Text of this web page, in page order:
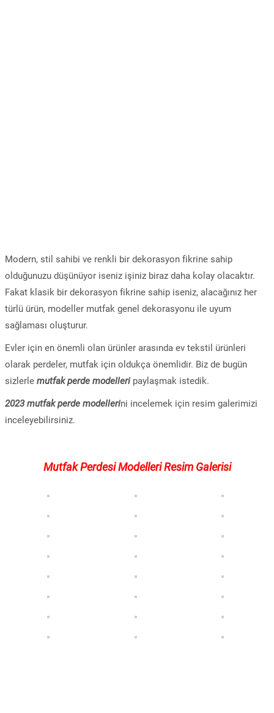
Modern, stil sahibi ve renkli bir dekorasyon fikrine sahip
olduğunuzu düşünüyor iseniz işiniz biraz daha kolay olacaktır.
Fakat klasik bir dekorasyon fikrine sahip iseniz, alacağınız her
türlü ürün, modeller mutfak genel dekorasyonu ile uyum
sağlaması oluşturur.
Evler için en önemli olan ürünler arasında ev tekstil ürünleri
olarak perdeler, mutfak için oldukça önemlidir. Biz de bugün
sizlerle mutfak perde modelleri paylaşmak istedik.
2023 mutfak perde modellerini incelemek için resim galerimizi
inceleyebilirsiniz.
Mutfak Perdesi Modelleri Resim Galerisi